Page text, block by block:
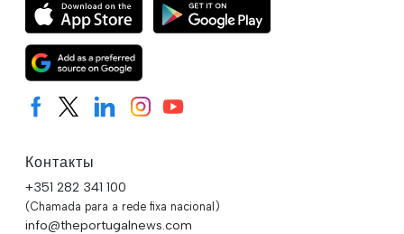
Контакты
+351 282 341 100
(Chamada para a rede fixa nacional)
info@theportugalnews.com